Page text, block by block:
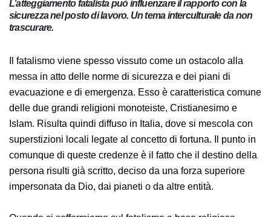
L’atteggiamento fatalista può influenzare il rapporto con la
sicurezza nel posto di lavoro. Un tema interculturale da
non trascurare.
Il fatalismo viene spesso vissuto come un ostacolo alla
messa in atto delle norme di sicurezza e dei piani di
evacuazione e di emergenza. Esso è caratteristica
comune delle due grandi religioni monoteiste,
Cristianesimo e Islam. Risulta quindi diffuso in Italia,
dove si mescola con superstizioni locali legate al
concetto di fortuna. Il punto in comunque di queste
credenze è il fatto che il destino della persona risulti già
scritto, deciso da una forza superiore impersonata da